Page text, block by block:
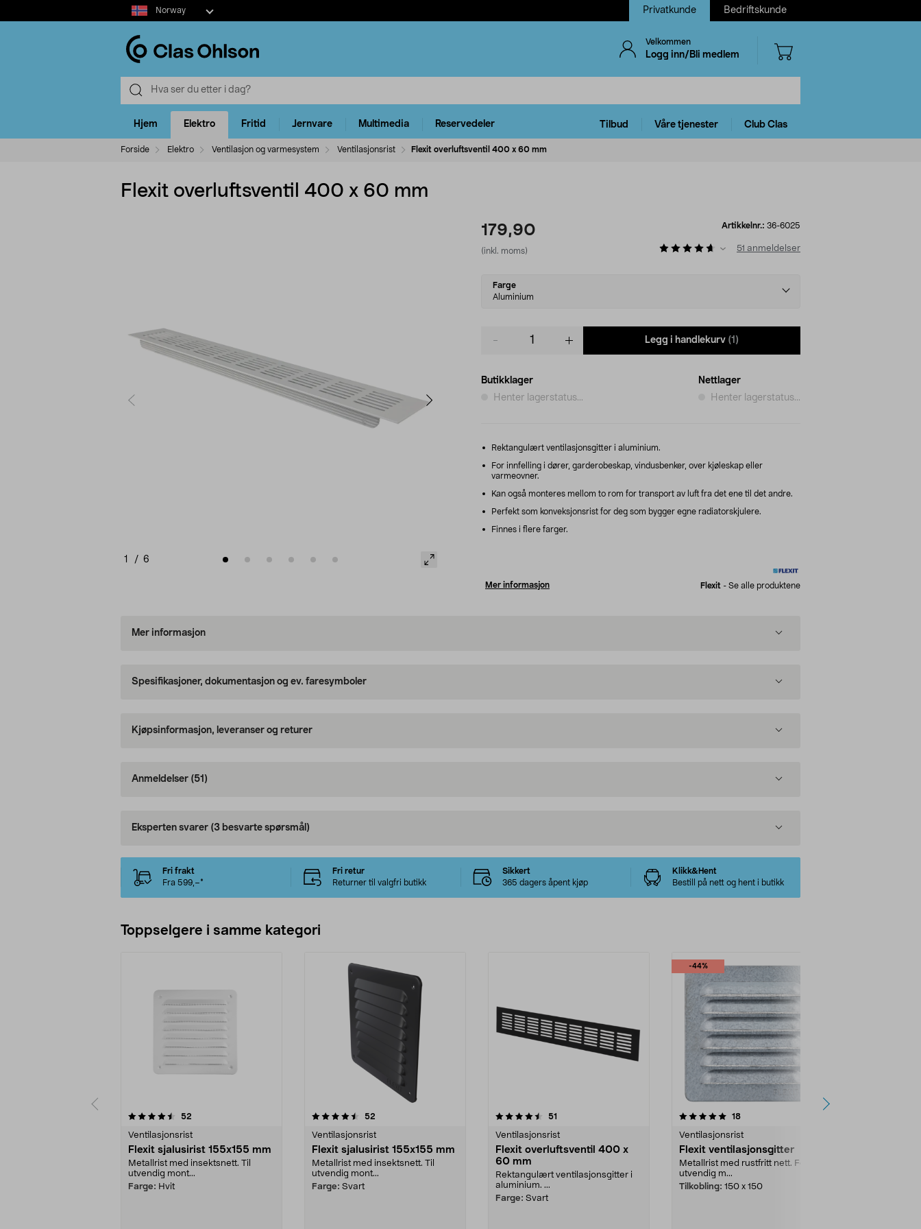
Select
market
Norway Privatkunde Bedriftskunde
Velkommen
Logg inn/Bli medlem
Hjem Elektro Fritid Jernvare Multimedia Reservedeler Tilbud Våre tjenester Club Clas
Forside Elektro Ventilasjon og varmesystem Ventilasjonsrist Flexit overluftsventil 400 x 60 mm
Flexit overluftsventil 400 x 60 mm
1 / 6
179,90
(inkl. moms)
Artikkelnr.: 36-6025
51 anmeldelser
Select
variant
Farge
Aluminium
Legg i handlekurv (1)
Butikklager
Henter lagerstatus...
Nettlager
Henter lagerstatus...
Rektangulært ventilasjonsgitter i aluminium.
For innfelling i dører, garderobeskap, vindusbenker, over kjøleskap eller
varmeovner.
Kan også monteres mellom to rom for transport av luft fra det ene til det andre.
Perfekt som konveksjonsrist for deg som bygger egne radiatorskjulere.
Finnes i flere farger.
Mer informasjon Flexit - Se alle produktene
Mer informasjon
Spesifikasjoner, dokumentasjon og ev. faresymboler
Kjøpsinformasjon, leveranser og returer
Anmeldelser (51)
Eksperten svarer (3 besvarte spørsmål)
Fri frakt
Fra 599,–*
Fri retur
Returner til valgfri butikk
Sikkert
365 dagers åpent kjøp
Klikk&Hent
Bestill på nett og hent i butikk
Toppselgere i samme kategori
52
Ventilasjonsrist
Flexit sjalusirist 155x155 mm
Metallrist med insektsnett. Til
utvendig mont...
Farge: Hvit
4.5 av 5 stjerner 52
Ventilasjonsrist
Flexit sjalusirist 155x155 mm
Metallrist med insektsnett. Til
utvendig mont...
Farge: Svart
4.5 av 5 stjerner 51
Ventilasjonsrist
Flexit overluftsventil 400 x
60 mm
Rektangulært ventilasjonsgitter i
aluminium. ...
Farge: Svart
-44%
5.0 av 5 stjerner 18anmeldelser
Ventilasjonsrist
Flexit ventilasjonsgitter
Metallrist med rustfritt nett. For
utvendig m...
Tilkobling: 150 x 150
4.5 av 5 stjerner